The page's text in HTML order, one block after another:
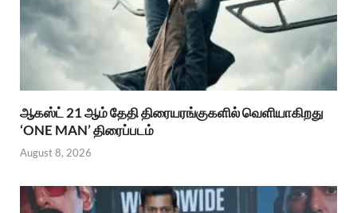
ஆகஸ்ட் 21 ஆம் தேதி திரையரங்குகளில் வெளியாகிறது
‘ONE MAN’ திரைப்படம்
August 8, 2026